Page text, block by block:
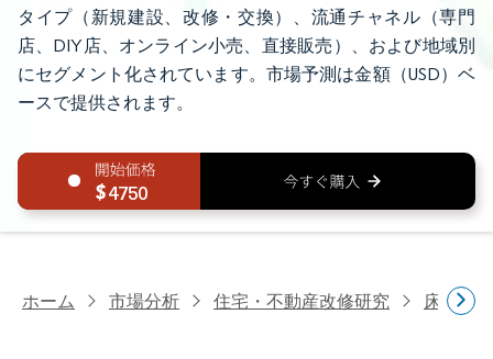
タイプ（新規建設、改修・交換）、流通チャネル（専門
店、DIY店、オンライン小売、直接販売）、および地域別
にセグメント化されています。市場予測は金額（USD）ベ
ースで提供されます。
4750
ホーム 市場分析 住宅・不動産改修研究 床材研究